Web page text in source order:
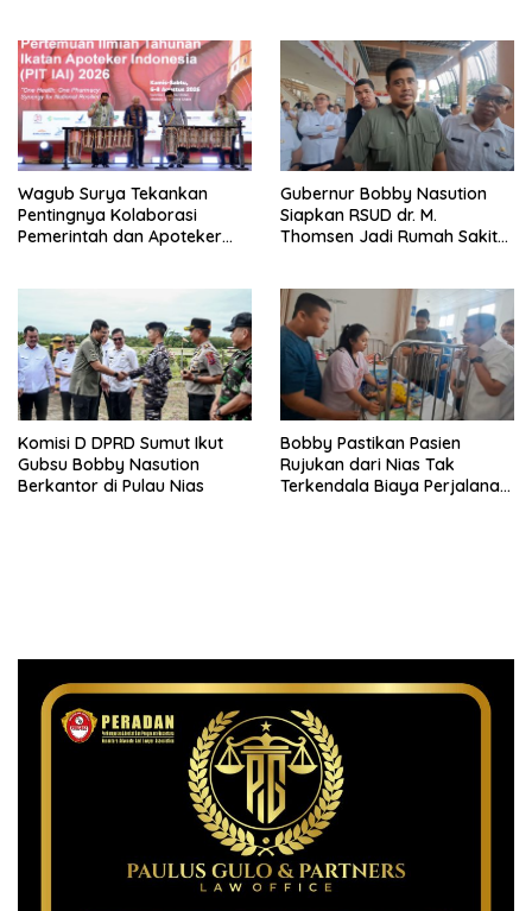
Wagub Surya Tekankan
Pentingnya Kolaborasi
Pemerintah dan Apoteker
Gubernur Bobby Nasution
Siapkan RSUD dr. M.
Thomsen Jadi Rumah Sakit
Komisi D DPRD Sumut Ikut
Gubsu Bobby Nasution
Berkantor di Pulau Nias
Bobby Pastikan Pasien
Rujukan dari Nias Tak
Terkendala Biaya Perjalanan